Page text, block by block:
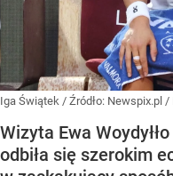
Iga Świątek / Źródło: Newspix.pl /
Wizyta Ewa
odbiła się szerokim